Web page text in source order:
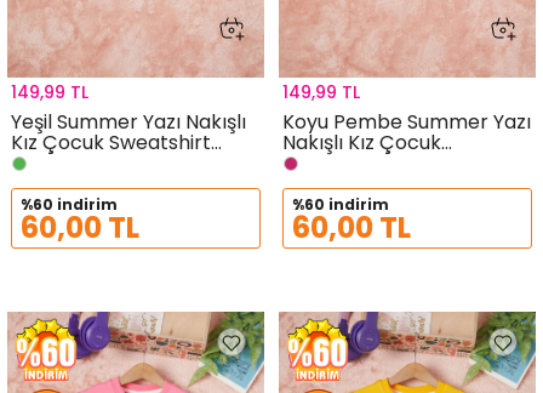
Yeşil Summer Yazı Nakışlı
Kız Çocuk Sweatshirt
16585
149,99 TL
%60 indirim
60,00 TL
Koyu Pembe Summer Yazı
Nakışlı Kız Çocuk
Sweatshirt 16584
149,99 TL
%60 indirim
60,00 TL